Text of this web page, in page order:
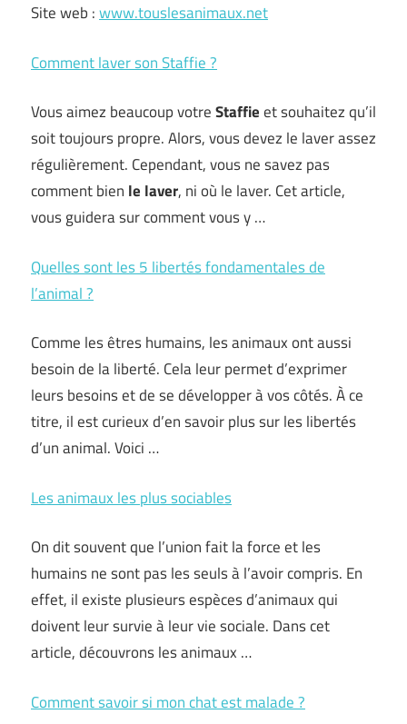
Site web :www.touslesanimaux.net
Comment laver son Staffie ?
Vous aimez beaucoup votreStaffieet souhaitez qu’il
soit toujours propre. Alors, vous devez le laver assez
régulièrement. Cependant, vous ne savez pas
comment bien le laver, ni où le laver. Cet article,
vous guidera sur comment vous y …
Quelles sont les 5 libertés fondamentales de
l’animal ?
Comme les êtres humains, les animaux ont aussi
besoin de la liberté. Cela leur permet d’exprimer
leurs besoins et de se développer à vos côtés. À ce
titre, il est curieux d’en savoir plus sur les libertés
d’un animal. Voici …
Les animaux les plus sociables
On dit souvent que l’union fait la force et les
humains ne sont pas les seuls à l’avoir compris. En
effet, il existe plusieurs espèces d’animaux qui
doivent leur survie à leur vie sociale. Dans cet
article, découvrons les animaux …
Comment savoir si mon chat est malade ?